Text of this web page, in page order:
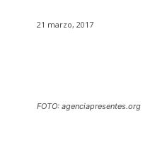
21 marzo, 2017
FOTO: agenciapresentes.org